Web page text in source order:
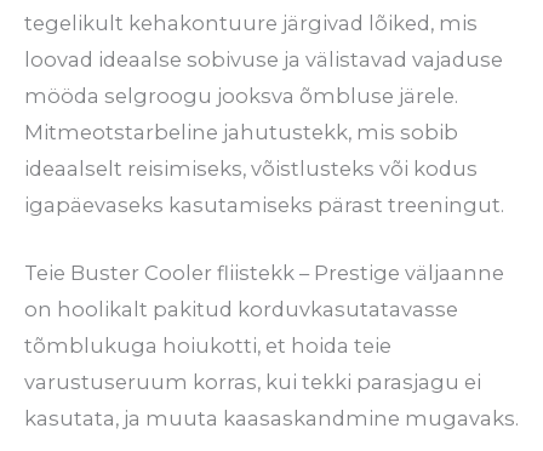
tegelikult kehakontuure järgivad lõiked, mis
loovad ideaalse sobivuse ja välistavad vajaduse
mööda selgroogu jooksva õmbluse järele.
Mitmeotstarbeline jahutustekk, mis sobib
ideaalselt reisimiseks, võistlusteks või kodus
igapäevaseks kasutamiseks pärast treeningut.
Teie Buster Cooler fliistekk – Prestige väljaanne
on hoolikalt pakitud korduvkasutatavasse
tõmblukuga hoiukotti, et hoida teie
varustuseruum korras, kui tekki parasjagu ei
kasutata, ja muuta kaasaskandmine mugavaks.